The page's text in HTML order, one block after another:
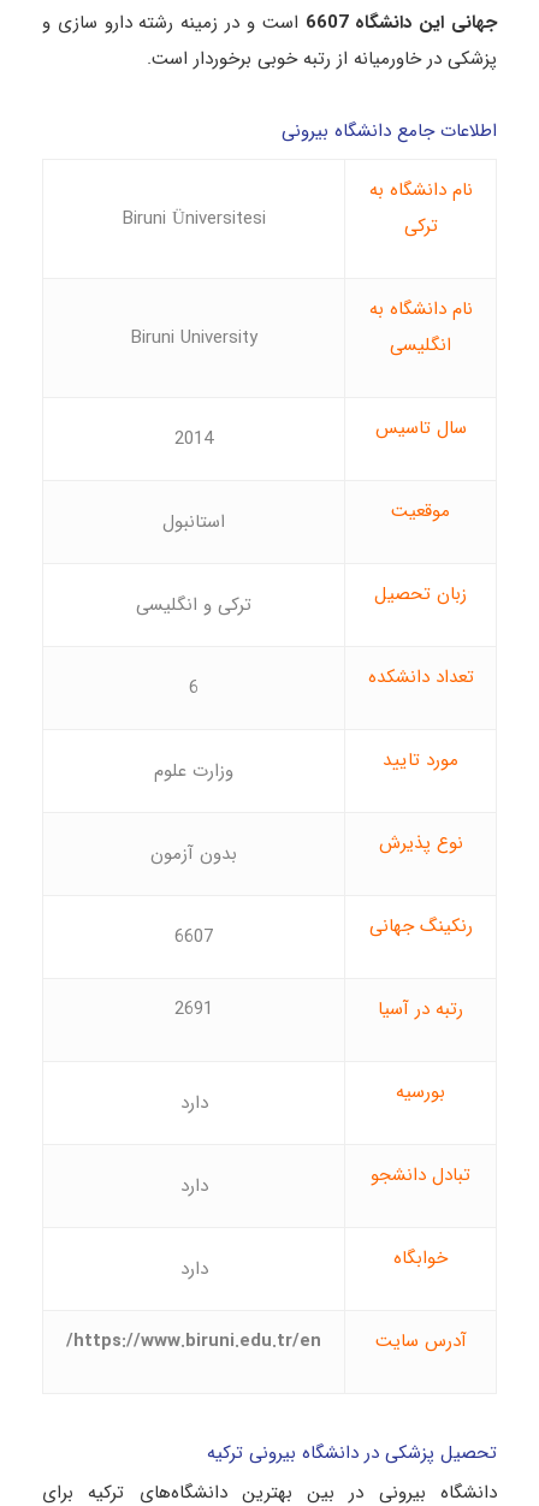
جهانی این دانشگاه 6607
است و در زمینه رشته دارو سازی و
پزشکی در خاورمیانه از رتبه خوبی برخوردار است.
اطلاعات جامع دانشگاه بیرونی
نام دانشگاه به
ترکی
Biruni Üniversitesi
نام دانشگاه به
انگلیسی
Biruni University
سال تاسیس 2014
موقعیت استانبول
زبان تحصیل ترکی و انگلیسی
تعداد دانشکده 6
مورد تایید وزارت علوم
نوع پذیرش بدون آزمون
رنکینگ جهانی 6607
رتبه در آسیا 2691
بورسیه دارد
تبادل دانشجو دارد
خوابگاه دارد
آدرس سایت https://www.biruni.edu.tr/en/
تحصیل پزشکی در دانشگاه بیرونی ترکیه
دانشگاه بیرونی در بین بهترین دانشگاه‌های ترکیه برای